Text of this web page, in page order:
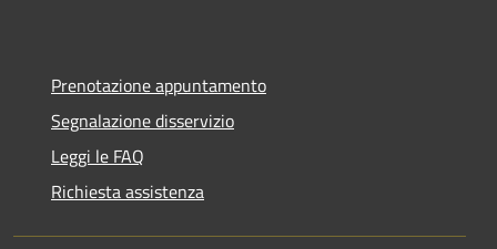
Prenotazione appuntamento
Segnalazione disservizio
Leggi le FAQ
Richiesta assistenza